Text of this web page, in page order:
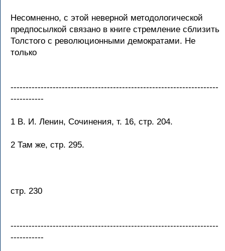
Несомненно, с этой неверной методологической
предпосылкой связано в книге стремление сблизить
Толстого с революционными демократами. Не
только
---------------------------------------------------------------------
-----------
1 В. И. Ленин, Сочинения, т. 16, стр. 204.
2 Там же, стр. 295.
стр. 230
---------------------------------------------------------------------
-----------